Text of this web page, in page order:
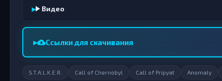
Видео
Ссылки для скачивания
S.T.A.L.K.E.R. Call of Chernobyl Call of Pripyat Anomaly